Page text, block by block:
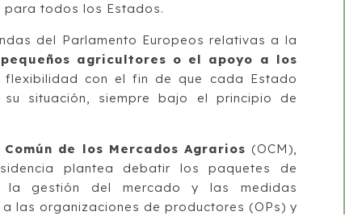
para todos los Estados.
del Parlamento Europeos relativas a la
agricultores o el apoyo a los
con el fin de que cada Estado
situación, siempre bajo el principio de
de los Mercados Agrarios (OCM),
plantea debatir los paquetes de
la gestión del mercado y las medidas
las organizaciones de productores (OPs) y